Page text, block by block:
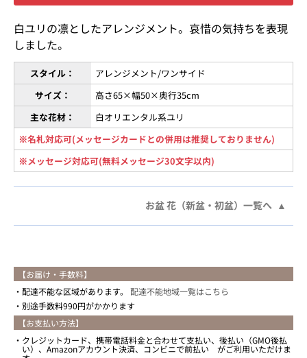
白ユリの凛としたアレンジメント。哀惜の気持ちを表現
しました。
スタイル：
アレンジメント/ワンサイド
サイズ：
高さ65×幅50×奥行35cm
主な花材：
白オリエンタル系ユリ
※名札対応可(メッセージカードとの併用は推奨しておりません)
※メッセージ対応可(無料メッセージ30文字以内)
お盆 花（新盆・初盆）一覧へ
【お届け・手数料】
配達不能な区域があります。 配達不能地域一覧はこちら
別途手数料990円がかかります
【お支払い方法】
クレジットカード、携帯電話料金と合わせて支払い、後払い（GMO後払
い）、Amazonアカウント決済、コンビニで前払い がご利用いただけま